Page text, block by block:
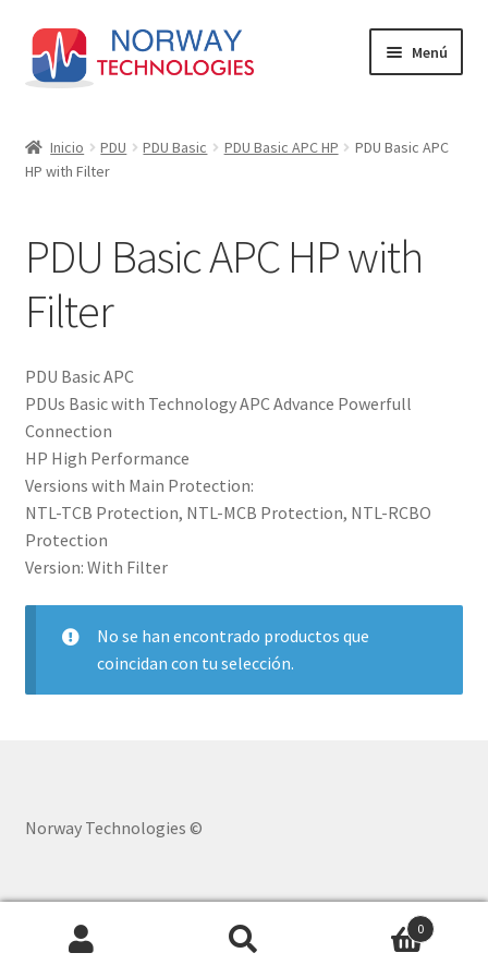
Ir
a
la
Ir
al
contenido
Menú
Carrito
Finalizar compra
PDU
Tienda
Inicio PDU PDU Basic PDU Basic APC HP
PDU Basic APC
HP with Filter
PDU Basic APC HP with
Filter
PDU Basic APC
PDUs Basic with Technology APC Advance Powerfull
Connection
HP High Performance
Versions with Main Protection:
NTL-TCB Protection, NTL-MCB Protection, NTL-RCBO
Protection
Version: With Filter
No se han encontrado productos que
coincidan con tu selección.
Norway Technologies ©
0